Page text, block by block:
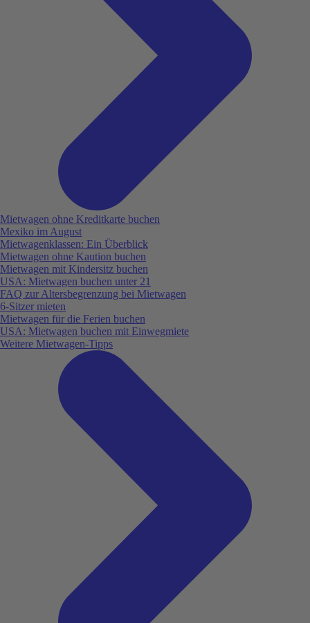
Mietwagen ohne Kreditkarte buchen
Mexiko im August
Mietwagenklassen: Ein Überblick
Mietwagen ohne Kaution buchen
Mietwagen mit Kindersitz buchen
USA: Mietwagen buchen unter 21
FAQ zur Altersbegrenzung bei Mietwagen
6-Sitzer mieten
Mietwagen für die Ferien buchen
USA: Mietwagen buchen mit Einwegmiete
Weitere Mietwagen-Tipps